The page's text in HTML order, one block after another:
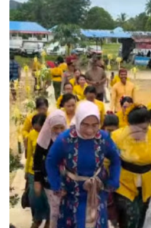
Premium
By
Raushan
Design
With
Shroff
Templates